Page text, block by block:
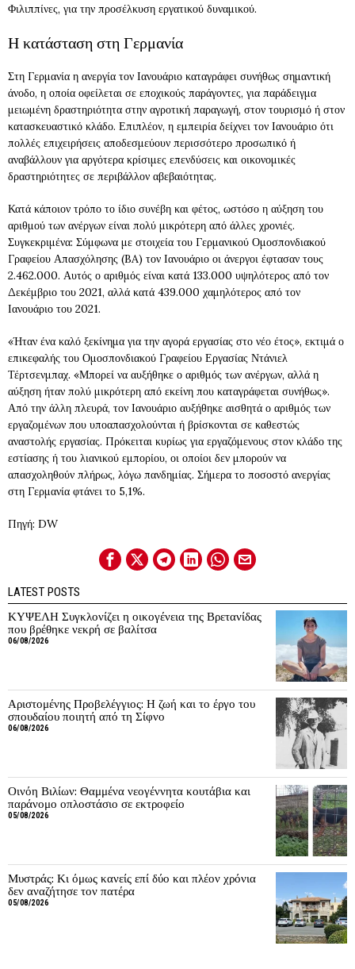
Φιλιππίνες, για την προσέλκυση εργατικού δυναμικού.
Η κατάσταση στη Γερμανία
Στη Γερμανία η ανεργία τον Ιανουάριο καταγράφει συνήθως σημαντική
άνοδο, η οποία οφείλεται σε εποχικούς παράγοντες, για παράδειγμα
μειωμένη δραστηριότητα στην αγροτική παραγωγή, στον τουρισμό ή στον
κατασκευαστικό κλάδο. Επιπλέον, η εμπειρία δείχνει τον Ιανουάριο ότι
πολλές επιχειρήσεις αποδεσμεύουν περισσότερο προσωπικό ή
αναβάλλουν για αργότερα κρίσιμες επενδύσεις και οικονομικές
δραστηριότητες σε περιβάλλον αβεβαιότητας.
Κατά κάποιον τρόπο το ίδιο συνέβη και φέτος, ωστόσο η αύξηση του
αριθμού των ανέργων είναι πολύ μικρότερη από άλλες χρονιές.
Συγκεκριμένα: Σύμφωνα με στοιχεία του Γερμανικού Ομοσπονδιακού
Γραφείου Απασχόλησης (BA) τον Ιανουάριο οι άνεργοι έφτασαν τους
2.462.000. Αυτός ο αριθμός είναι κατά 133.000 υψηλότερος από τον
Δεκέμβριο του 2021, αλλά κατά 439.000 χαμηλότερος από τον
Ιανουάριο του 2021.
«Ήταν ένα καλό ξεκίνημα για την αγορά εργασίας στο νέο έτος», εκτιμά ο
επικεφαλής του Ομοσπονδιακού Γραφείου Εργασίας Ντάνιελ
Τέρτσενμπαχ. «Μπορεί να αυξήθηκε ο αριθμός των ανέργων, αλλά η
αύξηση ήταν πολύ μικρότερη από εκείνη που καταγράφεται συνήθως».
Από την άλλη πλευρά, τον Ιανουάριο αυξήθηκε αισθητά ο αριθμός των
εργαζομένων που υποαπασχολούνται ή βρίσκονται σε καθεστώς
αναστολής εργασίας. Πρόκειται κυρίως για εργαζόμενους στον κλάδο της
εστίασης ή του λιανικού εμπορίου, οι οποίοι δεν μπορούν να
απασχοληθούν πλήρως, λόγω πανδημίας. Σήμερα το ποσοστό ανεργίας
στη Γερμανία φτάνει το 5,1%.
Πηγή: DW
LATEST POSTS
ΚΥΨΕΛΗ Συγκλονίζει η οικογένεια της Βρετανίδας
που βρέθηκε νεκρή σε βαλίτσα
06/08/2026
Αριστομένης Προβελέγγιος: Η ζωή και το έργο του
σπουδαίου ποιητή από τη Σίφνο
06/08/2026
Οινόη Βιλίων: Θαμμένα νεογέννητα κουτάβια και
παράνομο οπλοστάσιο σε εκτροφείο
05/08/2026
Μυστράς: Κι όμως κανείς επί δύο και πλέον χρόνια
δεν αναζήτησε τον πατέρα
05/08/2026